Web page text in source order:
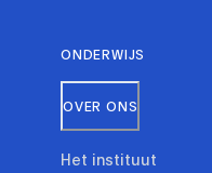
ONDERWIJS
OVER ONS
Het instituut